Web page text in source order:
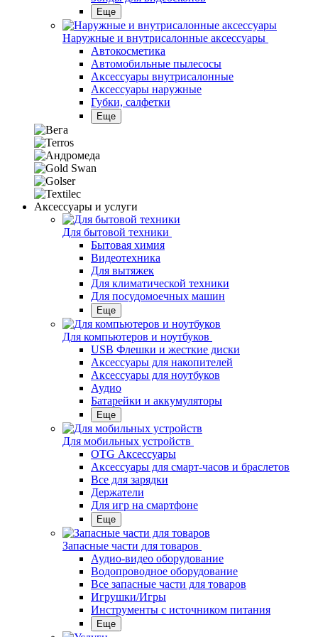
Еще
Наружные и внутрисалонные аксессуары
Автокосметика
Автомобильные пылесосы
Аксесcуары внутрисалонные
Аксессуары наружные
Губки, салфетки
Еще
Аксессуары и услуги
Для бытовой техники
Бытовая химия
Видеотехника
Для вытяжек
Для климатической техники
Для посудомоечных машин
Еще
Для компьютеров и ноутбуков
USB Флешки и жесткие диски
Аксессуары для накопителей
Аксессуары для ноутбуков
Аудио
Батарейки и аккумуляторы
Еще
Для мобильных устройств
OTG Аксессуары
Аксессуары для смарт-часов и браслетов
Все для зарядки
Держатели
Для игр на смартфоне
Еще
Запасные части для товаров
Аудио-видео оборудование
Водопроводное оборудование
Все запасные части для товаров
Игрушки/Игры
Инструменты с источником питания
Еще